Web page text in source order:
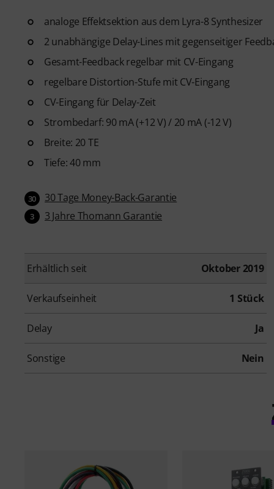
analoge Effektsektion aus dem Lyra-8 Synthesizer
2 unabhängige Delay-Lines mit gegenseitiger
Gesamt-Feedback regelbar mit CV-Eingang
regelbare Distortion-Stufe mit CV-Eingang
CV-Eingang für Delay-Zeit
Strombedarf: 90 mA (+12 V) / 20 mA (-12 V)
Breite: 20 TE
Tiefe: 40 mm
30 30 Tage Money-Back-Garantie
3 3 Jahre Thomann Garantie
Erhältlich seit Oktober 2019
Verkaufseinheit 1 Stück
Delay Ja
Sonstige Nein